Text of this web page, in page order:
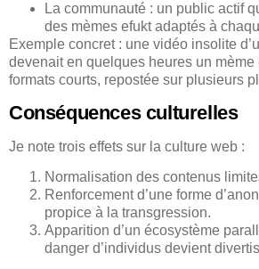
La communauté : un public actif
des mèmes efukt adaptés à
Exemple concret : une vidéo insolite
devenait en quelques heures un mème
formats courts, repostée sur plusieurs
Conséquences culturelles
Je note trois effets sur la culture web :
Normalisation des contenus
Renforcement d’une forme
propice à la transgression.
Apparition d’un écosystème
danger d’individus devient